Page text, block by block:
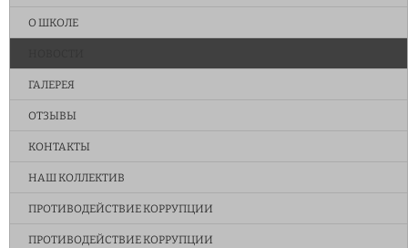
О ШКОЛЕ
ГАЛЕРЕЯ
ОТЗЫВЫ
КОНТАКТЫ
НАШ КОЛЛЕКТИВ
ПРОТИВОДЕЙСТВИЕ КОРРУПЦИИ
ПРОТИВОДЕЙСТВИЕ КОРРУПЦИИ